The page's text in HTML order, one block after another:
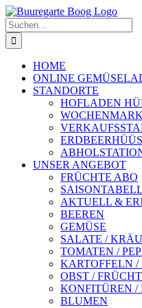
Zum
Inhalt
springen
Suche
nach:
HOME
ONLINE
STANDORTE
HOFLADEN
UNSER ANGEBOT
FRÜCHTE ABO
AKTUELL &
BEEREN
GEMÜSE
SALATE /
TOMATEN /
KARTOFFELN
OBST /
KONFITÜREN /
BLUMEN